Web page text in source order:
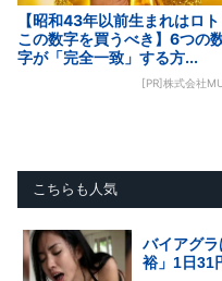
【昭和43年以前生まれはロト
この数字を買うべき】6つの
字が「完全一致」する方...
[PR]株式会社
こちらも人気
バイアグ
裕」1日31